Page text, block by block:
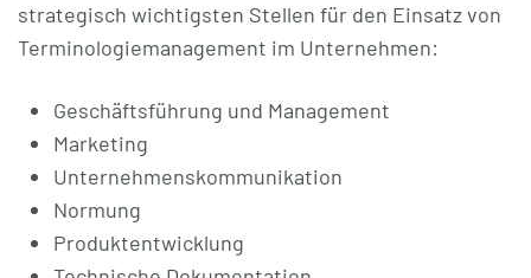
strategisch wichtigsten Stellen für den Einsatz von
Terminologiemanagement im Unternehmen:
Geschäftsführung und Management
Marketing
Unternehmenskommunikation
Normung
Produktentwicklung